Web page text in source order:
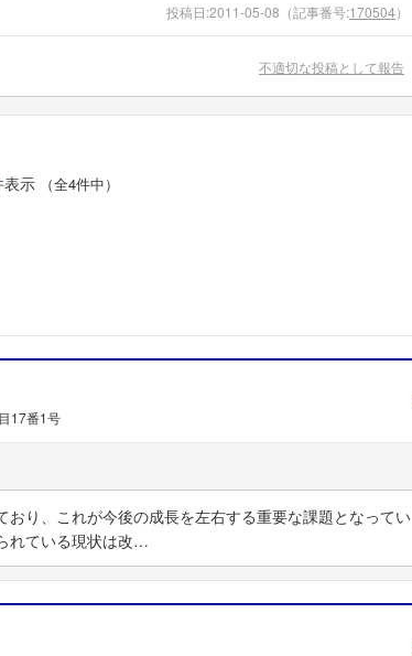
投稿日:2011-05-08 （記事番号:170504）
不適切な投稿として報告
表示 （全4件中）
17番1号
り、これが今後の成長を左右する重要な課題となってい
れている現状は改…